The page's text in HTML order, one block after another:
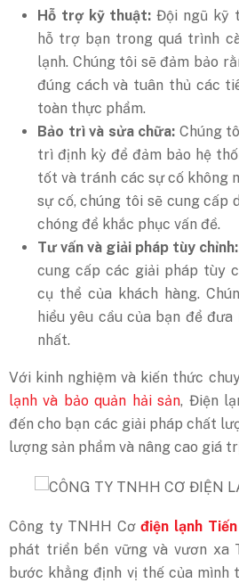
Hỗ trợ kỹ thuật: Đội ngũ kỹ
hỗ trợ bạn trong quá trình
lạnh. Chúng tôi sẽ đảm bảo
đúng cách và tuân thủ các
toàn thực phẩm.
Bảo trì và sửa chữa: Chúng
trì định kỳ để đảm bảo hệ
tốt và tránh các sự cố không
sự cố, chúng tôi sẽ cung cấp
chóng để khắc phục vấn đề.
Tư vấn và giải pháp tùy
cung cấp các giải pháp tùy
cụ thể của khách hàng.
hiểu yêu cầu của bạn để
nhất.
Với kinh nghiệm và kiến thức
lạnh và bảo quản hải sản, Điện
đến cho bạn các giải pháp chất
lượng sản phẩm và nâng cao giá
Công ty TNHH Cơđiện lạnh
phát triển bền vững và vươn xa
bước khẳng định vị thế của mình